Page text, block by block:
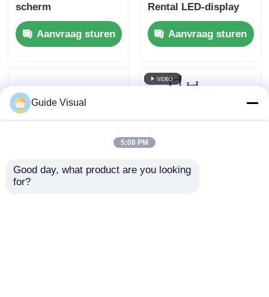
scherm
Aanvraag sturen
Rental LED-display
voor concerten,
dubbele stroomback-
up 7680Hz CE
Aanvraag sturen
Guide Visual
5:08 PM
Good day, what product are you looking
for?